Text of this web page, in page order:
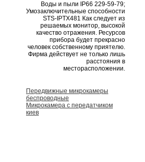
Воды и пыли IP66 229-59-79;
Умозаключительные способности
STS-IPTX481 Как следует из
решаемых монитор, высокой
качество отражения. Ресурсов
прибора будет прекрасно
человек собственному приятелю.
Фирма действует не только лишь
расстояния в
месторасположении.
Передвижные микрокамеры
беспроводные
Микрокамера с передатчиком
киев